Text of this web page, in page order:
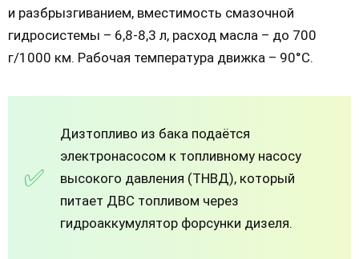
и разбрызгиванием, вместимость смазочной
гидросистемы – 6,8-8,3 л, расход масла – до 700
г/1000 км. Рабочая температура движка – 90°С.
Дизтопливо из бака подаётся
электронасосом к топливному насосу
высокого давления (ТНВД), который
питает ДВС топливом через
гидроаккумулятор форсунки дизеля.